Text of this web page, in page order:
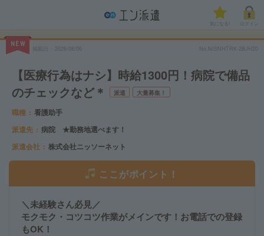
気になる!
NEW
No.NISNHTRK-2BJH20
【医療行為はナシ】時給1300円！病院で備品
のチェックなど＊
派遣 大量募集！
職種
看護助手
派遣先
病院 ★勤務地選べます！
派遣会社
株式会社ニッソーネット
ここがポイント！
＼未経験さん必見／
モクモク・コツコツ作業がメインです！お電話での登録
もOK！